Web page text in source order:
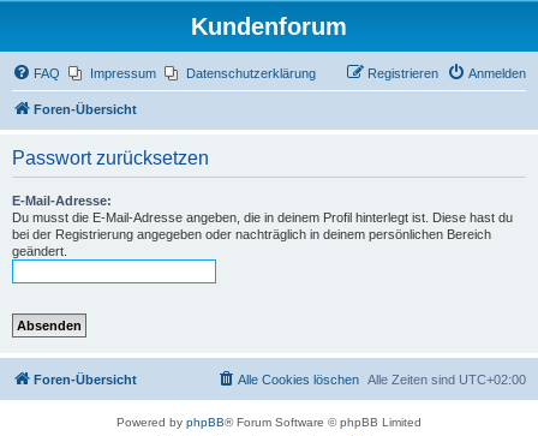
Kundenforum
FAQ Impressum Datenschutzerklärung Anmelden
Registrieren
Foren-Übersicht
Passwort zurücksetzen
E-Mail-Adresse:
Du musst die E-Mail-Adresse angeben, die in deinem Profil hinterlegt ist. Diese hast du
bei der Registrierung angegeben oder nachträglich in deinem persönlichen Bereich
geändert.
Foren-Übersicht Alle Zeiten sind UTC+02:00
Alle Cookies löschen
Powered by phpBB® Forum Software © phpBB Limited